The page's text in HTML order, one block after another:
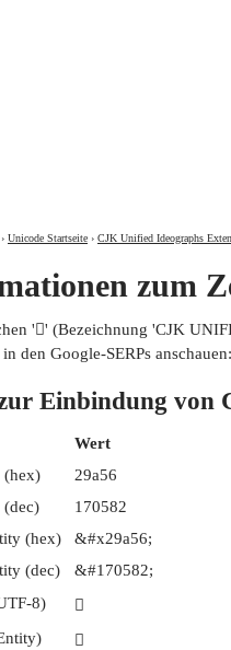
› Unicode Startseite › CJK Unified Ideographs
zum
'𩩖' (Bezeichnung 'CJK
den Google-SERPs anschauen:
Einbindung
Wert
(hex)
29a56
(dec)
170582
(hex)
&#x29a56;
(dec)
&#170582;
8)
𩩖
𩩖